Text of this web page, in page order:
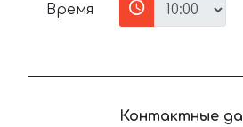
Время
Контактные